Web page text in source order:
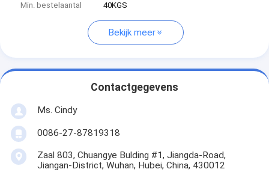
Min. bestelaantal
40KGS
Bekijk meer
Contactgegevens
Ms. Cindy
0086-27-87819318
Zaal 803, Chuangye Bulding #1, Jiangda-Road,
Jiangan-District, Wuhan, Hubei, China, 430012